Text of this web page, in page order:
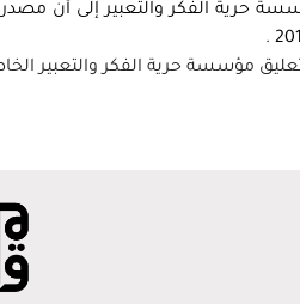
حرية الفكر والتعبير إلى أن
مؤسسة حرية الفكر والتعبير